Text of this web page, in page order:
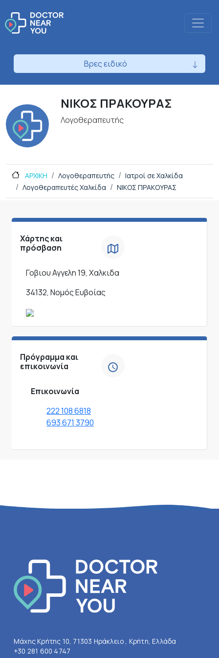
Βρες ειδικό
ΝΙΚΟΣ ΠΡΑΚΟΥΡΑΣ
Λογοθεραπευτής
ΑΡΧΙΚΗ Λογοθεραπευτής
Ιατροί σε Χαλκίδα
Λογοθεραπευτές Χαλκίδα
ΝΙΚΟΣ ΠΡΑΚΟΥΡΑΣ
Χάρτης και
πρόσβαση
Γοβιου Αγγελη 19, Χαλκιδα
34132, Νομός Ευβοίας
Πρόγραμμα και
επικοινωνία
Επικοινωνία
222 108 6818
693 671 3790
Μάχης Κρήτης 10, 71303 Ηράκλειο , Κρήτη, Ελλάδα
+30 281 600 4747